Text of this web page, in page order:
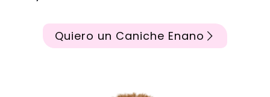
Quiero un Caniche Enano